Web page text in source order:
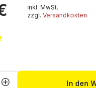
inkl. MwSt.
zzgl.Versandkosten
Gib den
In den